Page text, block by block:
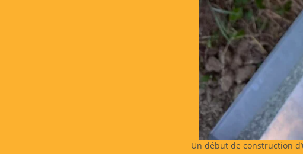
Un début de construction